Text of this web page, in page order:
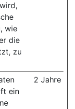
wie
die
zu
ein
2 Jahre